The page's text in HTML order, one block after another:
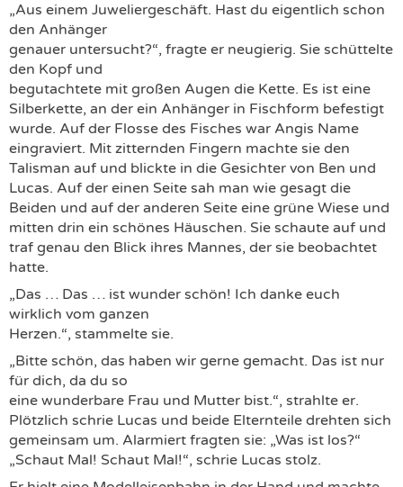
„Aus einem Juweliergeschäft. Hast du eigentlich schon
den Anhänger
genauer untersucht?“, fragte er neugierig. Sie schüttelte
den Kopf und
begutachtete mit großen Augen die Kette. Es ist eine
Silberkette, an der ein Anhänger in Fischform befestigt
wurde. Auf der Flosse des Fisches war Angis Name
eingraviert. Mit zitternden Fingern machte sie den
Talisman auf und blickte in die Gesichter von Ben und
Lucas. Auf der einen Seite sah man wie gesagt die
Beiden und auf der anderen Seite eine grüne Wiese und
mitten drin ein schönes Häuschen. Sie schaute auf und
traf genau den Blick ihres Mannes, der sie beobachtet
hatte.
„Das … Das … ist wunder schön! Ich danke euch
wirklich vom ganzen
Herzen.“, stammelte sie.
„Bitte schön, das haben wir gerne gemacht. Das ist nur
für dich, da du so
eine wunderbare Frau und Mutter bist.“, strahlte er.
Plötzlich schrie Lucas und beide Elternteile drehten sich
gemeinsam um. Alarmiert fragten sie: „Was ist los?“
„Schaut Mal! Schaut Mal!“, schrie Lucas stolz.